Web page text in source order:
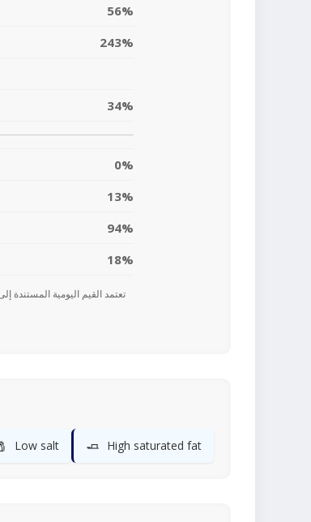
56%
243%
34%
0%
13%
94%
18%
Low salt 🧈 High saturated fat